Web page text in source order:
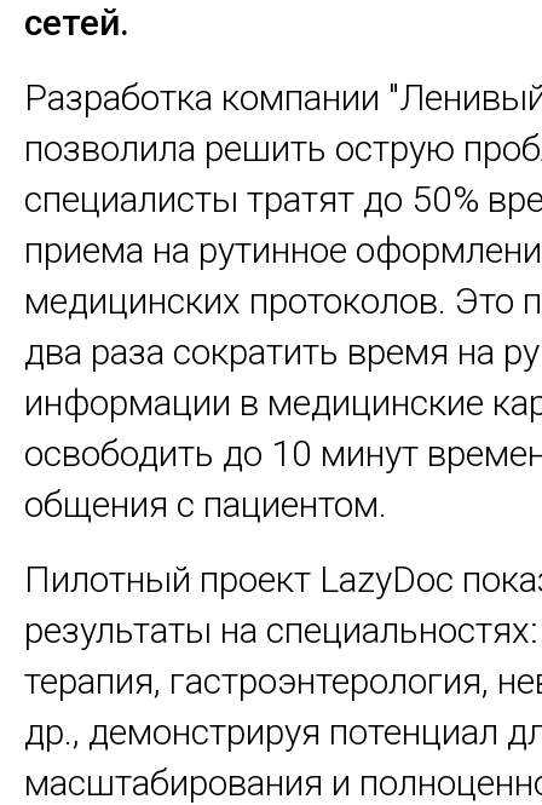
сетей.
Разработка компании
позволила решить острую
специалисты тратят до 50%
приема на рутинное
медицинских протоколов. Это
два раза сократить время на
информации в медицинские
освободить до 10 минут
общения с пациентом.
Пилотный проект LazyDoc
результаты на
терапия, гастроэнтерология,
др., демонстрируя потенциал
масштабирования и